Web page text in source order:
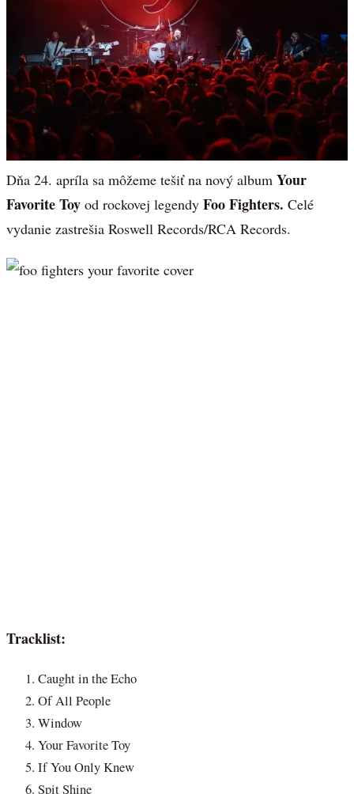
Dňa 24. apríla sa môžeme tešiť na nový album Your
Favorite Toy od rockovej legendy Foo Fighters. Celé
vydanie zastrešia Roswell Records/RCA Records.
Tracklist:
Caught in the Echo
Of All People
Window
Your Favorite Toy
If You Only Knew
Spit Shine